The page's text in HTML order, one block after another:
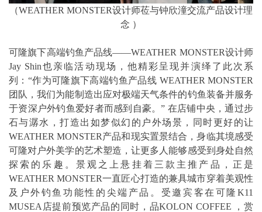
（WEATHER MONSTER设计师莅与钟欣潼交流产品设计理
念 ）
可隆旗下高端钓鱼产品线——WEATHER MONSTER设计师
Jay Shin也亲临活动现场，他精彩呈现并演绎了此次系
列：“作为可隆旗下高端钓鱼产品线 WEATHER MONSTER
团队，我们为能制造出应对极端天气条件的钓鱼装备并服务
于资深户外钓鱼爱好者而感到自豪。” 在店铺中央，通过步
石与潺水，打造出如梦似幻的户外场景，同时更好的让
WEATHER MONSTER产品和现实置景结合，身临其境感受
可隆对户外美学的艺术塑造，让更多人能够感受到身处自然
探索的乐趣。景观之上悬挂着三款主推产品，正是
WEATHER MONSTER一直匠心打造的兼具城市穿着美观性
及户外钓鱼功能性的尖端产品。受邀宾客在可隆K11
MUSEA店提前预览产品的同时，品KOLON COFFEE ，赏